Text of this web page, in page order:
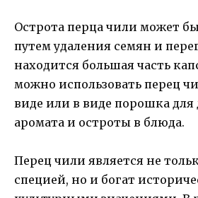
Острота перца чили может
путем удаления семян и
находится большая часть
можно использовать перец
виде или в виде порошка для
аромата и остроты в блюда.
Перец чили является не
специей, но и богат